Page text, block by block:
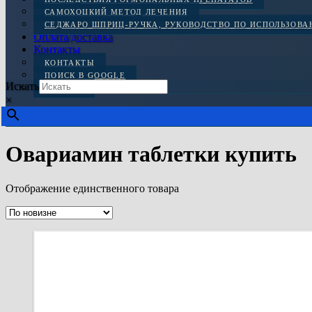
САМОХОЦКИЙ МЕТОД ЛЕЧЕНИЯ
СЕДЖАРО ШПРИЦ-РУЧКА, РУКОВОДСТВО ПО
Оплата/доставка
Контакты
КОНТАКТЫ
ПОИСК В GOOGLE
ОТЗЫВЫ
Искать
×
Овариамин таблетки купить
Отображение единственного товара